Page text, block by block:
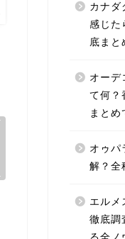
カナダ
感じた
底まと
オーデ
て何？
まとめ
オゥパ
解？全
エルメ
徹底調